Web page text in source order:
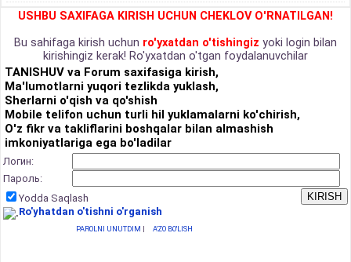
USHBU SAXIFAGA KIRISH UCHUN CHEKLOV O'RNATILGAN!
Bu sahifaga kirish uchun ro'yxatdan o'tishingiz yoki login bilan
kirishingiz kerak! Ro'yxatdan o'tgan foydalanuvchilar
TANISHUV va Forum saxifasiga kirish,
Ma'lumotlarni yuqori tezlikda yuklash,
Sherlarni o'qish va qo'shish
Mobile telifon uchun turli hil yuklamalarni ko'chirish,
O'z fikr va takliflarini boshqalar bilan almashish
imkoniyatlariga ega bo'ladilar
Логин:
Пароль:
Yodda Saqlash
Ro'yhatdan o'tishni o'rganish
PAROLNI UNUTDIM | A'ZO BO'LISH